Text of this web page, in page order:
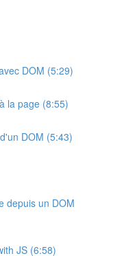
DOM (5:29)
la page (8:55)
DOM (5:43)
depuis un DOM
JS (6:58)